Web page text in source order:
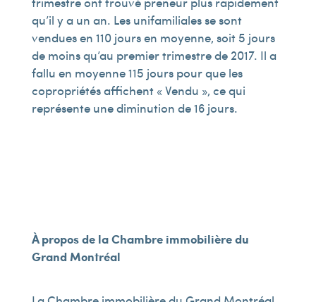
qu’il y a un an. Les unifamiliales se sont
vendues en 110 jours en moyenne, soit 5 jours
de moins qu’au premier trimestre de 2017. Il a
fallu en moyenne 115 jours pour que les
copropriétés affichent « Vendu », ce qui
représente une diminution de 16 jours.
À propos de la Chambre immobilière du
Grand Montréal